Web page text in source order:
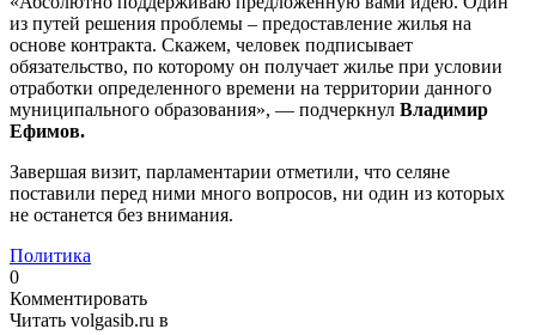
из путей решения проблемы – предоставление жилья на
основе контракта. Скажем, человек подписывает
обязательство, по которому он получает жилье при условии
отработки определенного времени на территории данного
муниципального образования», — подчеркнул Владимир
Ефимов.
Завершая визит, парламентарии отметили, что селяне
поставили перед ними много вопросов, ни один из которых
не останется без внимания.
Политика
0
Комментировать
Читать volgasib.ru в